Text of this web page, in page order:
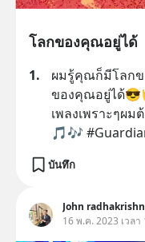
โลกของคุณอยู่ได้
1.
ผมรู้คุณก็มีโลกข
ของคุณอยู่ได้
เพลงเพราะๆ
🎵🎶
บันทึก
John
16 พ.ค. 2023 เวล